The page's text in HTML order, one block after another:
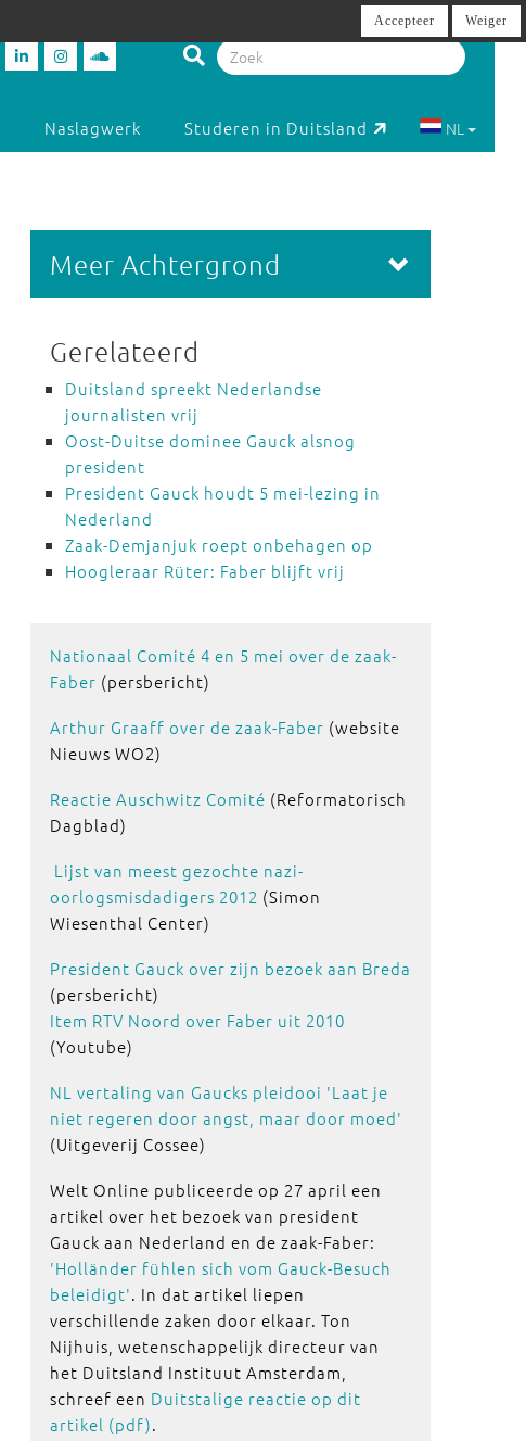
Naslagwerk Studeren in Duitsland NL
Meer Achtergrond
Gerelateerd
Duitsland spreekt Nederlandse
journalisten vrij
Oost-Duitse dominee Gauck alsnog
president
President Gauck houdt 5 mei-lezing in
Nederland
Zaak-Demjanjuk roept onbehagen op
Hoogleraar Rüter: Faber blijft vrij
Nationaal Comité 4 en 5 mei over de zaak-
Faber (persbericht)
Arthur Graaff over de zaak-Faber (website
Nieuws WO2)
Reactie Auschwitz Comité (Reformatorisch
Dagblad)
Lijst van meest gezochte nazi-
oorlogsmisdadigers 2012 (Simon
Wiesenthal Center)
President Gauck over zijn bezoek aan Breda
(persbericht)
Item RTV Noord over Faber uit 2010
(Youtube)
NL vertaling van Gaucks pleidooi 'Laat je
niet regeren door angst, maar door moed'
(Uitgeverij Cossee)
Welt Online publiceerde op 27 april een
artikel over het bezoek van president
Gauck aan Nederland en de zaak-Faber:
'Holländer fühlen sich vom Gauck-Besuch
beleidigt'. In dat artikel liepen
verschillende zaken door elkaar. Ton
Nijhuis, wetenschappelijk directeur van
het Duitsland Instituut Amsterdam,
schreef een Duitstalige reactie op dit
artikel (pdf).
Accepteer Weiger